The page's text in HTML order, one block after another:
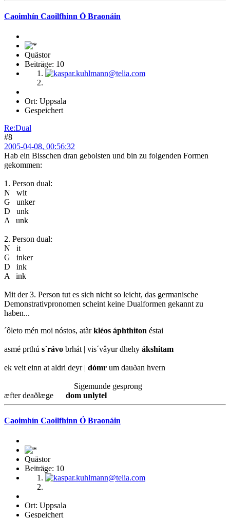
Caoimhín Caoilfhinn Ó Braonáin
Quästor
Beiträge: 10
Ort: Uppsala
Gespeichert
Re:Dual
#8
2005-04-08, 00:56:32
Hab ein Bisschen dran gebolsten und bin zu folgenden Formen
gekommen:
1. Person dual:
N wit
G unker
D unk
A unk
2. Person dual:
N it
G inker
D ink
A ink
Mit der 3. Person tut es sich nicht so leicht, das germanische
Demonstrativpronomen scheint keine Dualformen gekannt zu
haben...
´ôleto mén moi nóstos, atàrkléos áphthiton éstai
asmé prthú s´rávo brhát | vis´vâyur dhehy ákshitam
ek veit einn at aldri deyr | dómr um dauðan hvern
Sigemunde gesprong
æfter deaðlæge dom unlytel
Caoimhín Caoilfhinn Ó Braonáin
Quästor
Beiträge: 10
Ort: Uppsala
Gespeichert